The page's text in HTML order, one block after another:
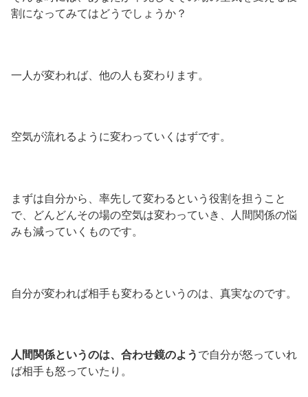
割になってみてはどうでしょうか？
一人が変われば、他の人も変わります。
空気が流れるように変わっていくはずです。
まずは自分から、率先して変わるという役割を担うこと
で、どんどんその場の空気は変わっていき、人間関係の悩
みも減っていくものです。
自分が変われば相手も変わるというのは、真実なのです。
人間関係というのは、合わせ鏡のよう で自分が怒っていれ
ば相手も怒っていたり。